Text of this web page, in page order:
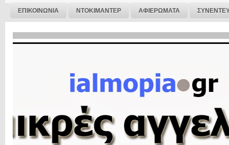
ΕΠΙΚΟΙΝΩΝΙΑ ΝΤΟΚΙΜΑΝΤΕΡ ΑΦΙΕΡΩΜΑΤΑ